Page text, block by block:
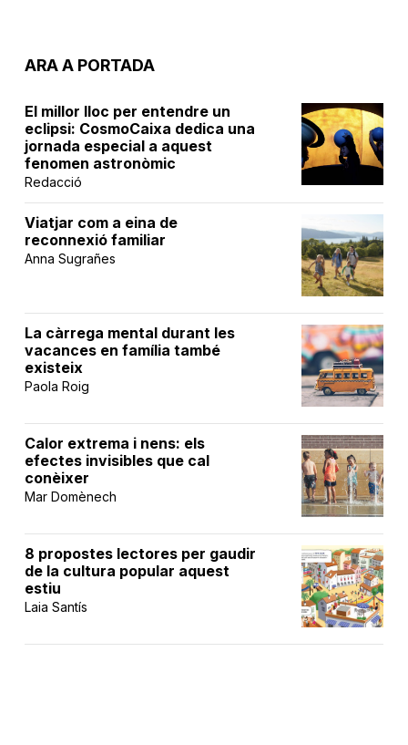
ARA A PORTADA
El millor lloc per entendre un
eclipsi: CosmoCaixa dedica una
jornada especial a aquest
fenomen astronòmic
Redacció
Viatjar com a eina de
reconnexió familiar
Anna Sugrañes
La càrrega mental durant les
vacances en família també
existeix
Paola Roig
Calor extrema i nens: els
efectes invisibles que cal
conèixer
Mar Domènech
8 propostes lectores per gaudir
de la cultura popular aquest
estiu
Laia Santís